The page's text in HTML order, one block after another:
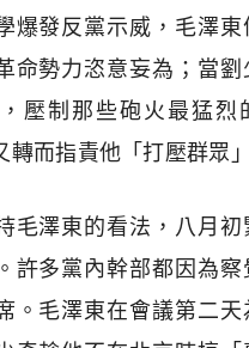
爆發反黨示威，毛澤東
命勢力恣意妄為；當劉
壓制那些砲火最猛烈
轉而指責他「打壓群眾
毛澤東的看法，八月初
許多黨內幹部都因為察
。毛澤東在會議第二天